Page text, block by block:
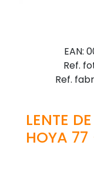
EAN:
Ref.
Ref.
LENTE
HOYA